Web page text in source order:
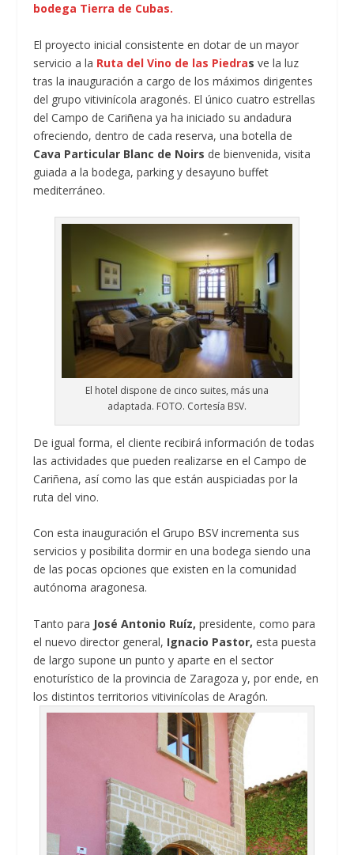
bodega Tierra de Cubas.
El proyecto inicial consistente en dotar de un mayor
servicio a la Ruta del Vino de las Piedras ve la luz
tras la inauguración a cargo de los máximos dirigentes
del grupo vitivinícola aragonés. El único cuatro estrellas
del Campo de Cariñena ya ha iniciado su andadura
ofreciendo, dentro de cada reserva, una botella de
Cava Particular Blanc de Noirs de bienvenida, visita
guiada a la bodega, parking y desayuno buffet
mediterráneo.
El hotel dispone de cinco suites, más una
adaptada. FOTO. Cortesía BSV.
De igual forma, el cliente recibirá información de todas
las actividades que pueden realizarse en el Campo de
Cariñena, así como las que están auspiciadas por la
ruta del vino.
Con esta inauguración el Grupo BSV incrementa sus
servicios y posibilita dormir en una bodega siendo una
de las pocas opciones que existen en la comunidad
autónoma aragonesa.
Tanto para José Antonio Ruíz, presidente, como para
el nuevo director general, Ignacio Pastor, esta puesta
de largo supone un punto y aparte en el sector
enoturístico de la provincia de Zaragoza y, por ende, en
los distintos territorios vitivinícolas de Aragón.